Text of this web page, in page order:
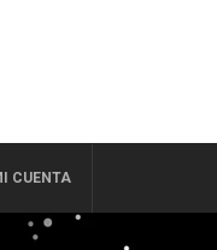
CUENTA